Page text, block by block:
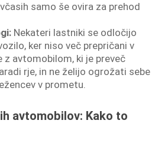
samo še ovira za prehod
Nekateri lastniki se odločijo
ker niso več prepričani v
z avtomobilom, ki je preveč
rje, in ne želijo ogrožati sebe
v prometu.
avtomobilov: Kako to